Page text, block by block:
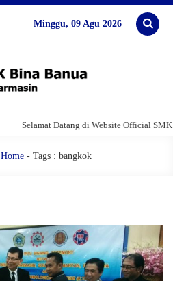
Minggu, 09 Agu 2026
Selamat Datang di Website Official SMK
Home - Tags : bangkok